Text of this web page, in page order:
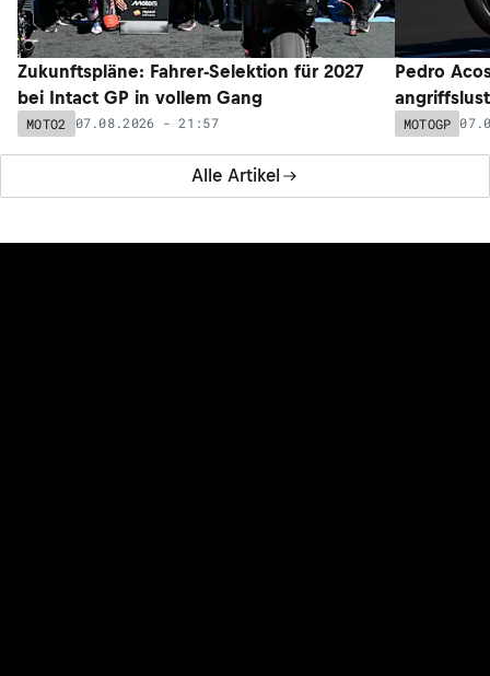
Alle Artikel
Zukunftspläne: Fahrer-Selektion für 2027
bei Intact GP in vollem Gang
MOTO2 07.08.2026 - 21:57
Pedro
MOTOGP